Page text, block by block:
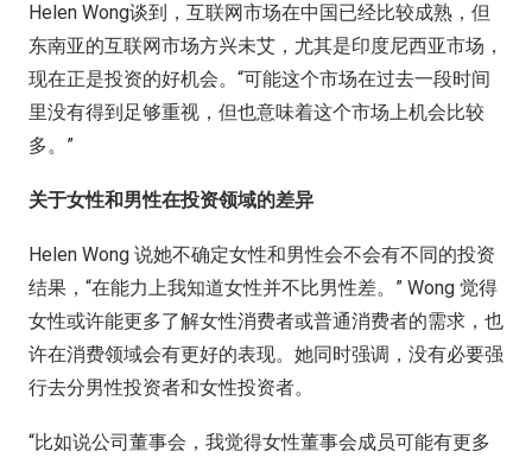
Helen Wong谈到，互联网市场在中国已经比较成熟，但
东南亚的互联网市场方兴未艾，尤其是印度尼西亚市场，
现在正是投资的好机会。“可能这个市场在过去一段时间
里没有得到足够重视，但也意味着这个市场上机会比较
多。”
关于女性和男性在投资领域的差异
Helen Wong 说她不确定女性和男性会不会有不同的投资
结果，“在能力上我知道女性并不比男性差。” Wong 觉得
女性或许能更多了解女性消费者或普通消费者的需求，也
许在消费领域会有更好的表现。她同时强调，没有必要强
行去分男性投资者和女性投资者。
“比如说公司董事会，我觉得女性董事会成员可能有更多